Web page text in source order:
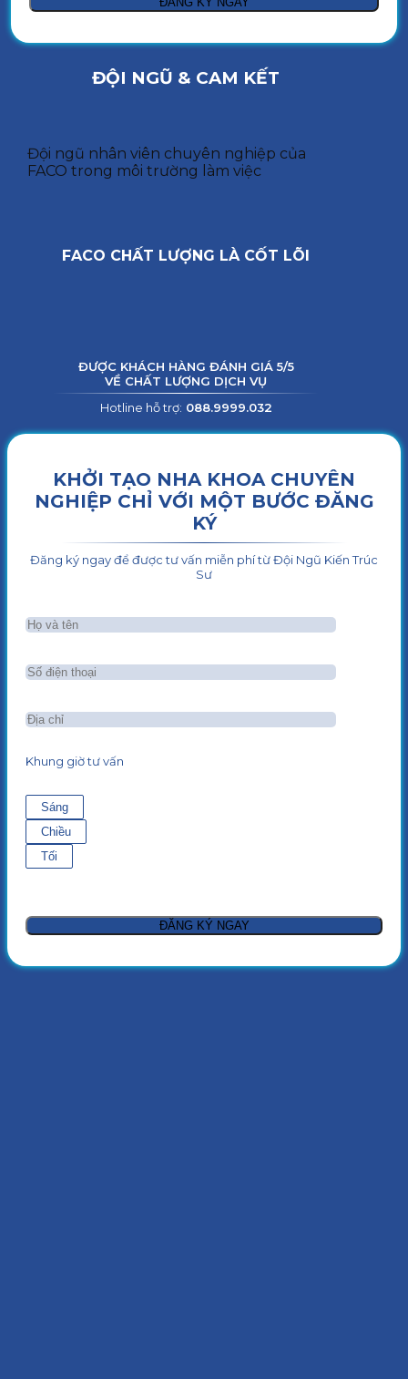
ĐỘI NGŨ & CAM KẾT
Đội ngũ nhân viên chuyên nghiệp của
FACO trong môi trường làm việc
FACO CHẤT LƯỢNG LÀ CỐT LÕI
ĐƯỢC KHÁCH HÀNG ĐÁNH GIÁ 5/5
VỀ CHẤT LƯỢNG DỊCH VỤ
Hotline hỗ trợ: 088.9999.032
KHỞI TẠO NHA KHOA CHUYÊN
NGHIỆP CHỈ VỚI MỘT BƯỚC ĐĂNG
KÝ
Đăng ký ngay để được tư vấn miễn phí từ Đội Ngũ Kiến Trúc
Sư
Khung giờ tư vấn
Sáng
Chiều
Tối